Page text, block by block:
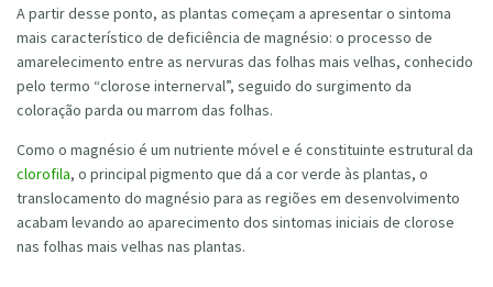
A partir desse ponto, as plantas começam a apresentar o sintoma
mais característico de deficiência de magnésio: o processo de
amarelecimento entre as nervuras das folhas mais velhas, conhecido
pelo termo “clorose internerval”, seguido do surgimento da
coloração parda ou marrom das folhas.
Como o magnésio é um nutriente móvel e é constituinte estrutural da
clorofila, o principal pigmento que dá a cor verde às plantas, o
translocamento do magnésio para as regiões em desenvolvimento
acabam levando ao aparecimento dos sintomas iniciais de clorose
nas folhas mais velhas nas plantas.